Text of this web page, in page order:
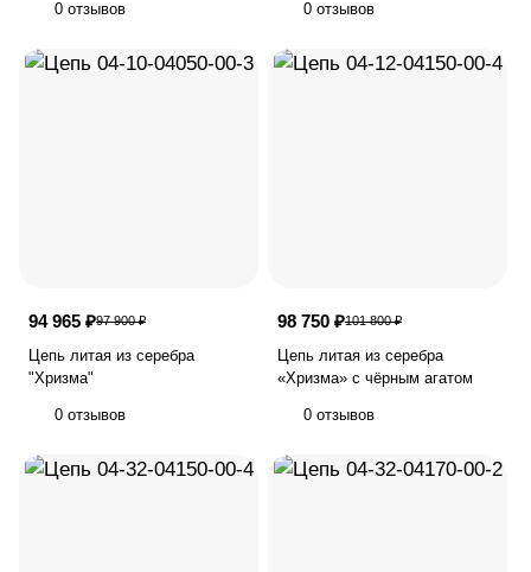
0 отзывов 0 отзывов
94 965 ₽97 900 ₽
Цепь литая из серебра
"Хризма"
0 отзывов
98 750 ₽101 800 ₽
Цепь литая из серебра
«Хризма» с чёрным агатом
0 отзывов